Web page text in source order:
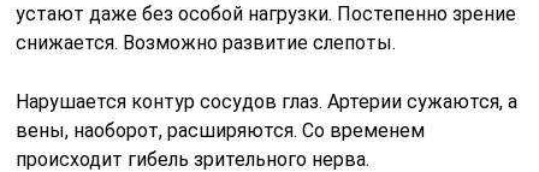
устают даже без особой нагрузки. Постепенно зрение
снижается. Возможно развитие слепоты.
Нарушается контур сосудов глаз. Артерии сужаются, а
вены, наоборот, расширяются. Со временем
происходит гибель зрительного нерва.